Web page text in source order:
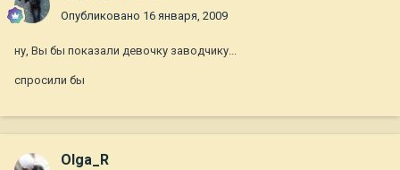
Опубликовано 16 января, 2009
ну, Вы бы показали девочку заводчику...
спросили бы
Olga_R